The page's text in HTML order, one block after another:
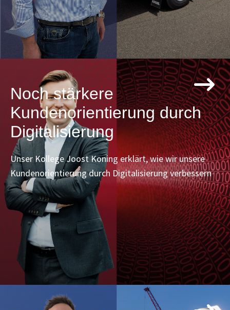
Noch stärkere
Kundenorientierung durch
Digitalisierung
Unser Kollege Joost Koning erklärt, wie wir unsere
Kundenorientierung durch Digitalisierung verbessern